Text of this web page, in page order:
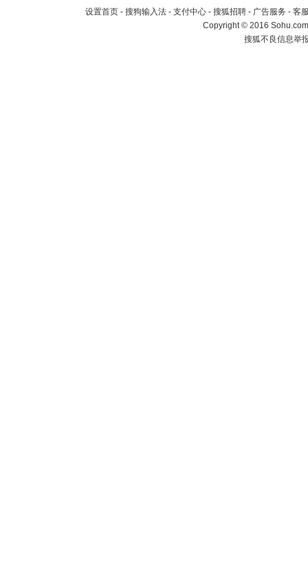
设置首页 - 搜狗输入法 - 支付中心 - 搜狐招聘 - 广告服务 - 客
Copyright©2016
搜狐不良信息举